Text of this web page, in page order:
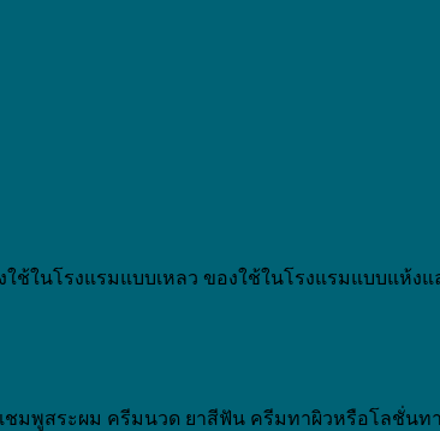
ช้ในโรงแรมแบบเหลว ของใช้ในโรงแรมแบบแห้
ชมพูสระผม ครีมนวด ยาสีฟัน ครีมทาผิวหรือโลชั่น